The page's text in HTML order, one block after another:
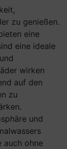
zu genießen.
eine
eine ideale
wirken
auf den
zu
und
auch ohne